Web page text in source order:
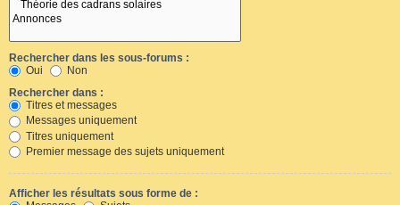
Rechercher dans les sous-forums :
Oui
Non
Rechercher dans :
Titres et messages
Messages uniquement
Titres uniquement
Premier message des sujets uniquement
Afficher les résultats sous forme de :